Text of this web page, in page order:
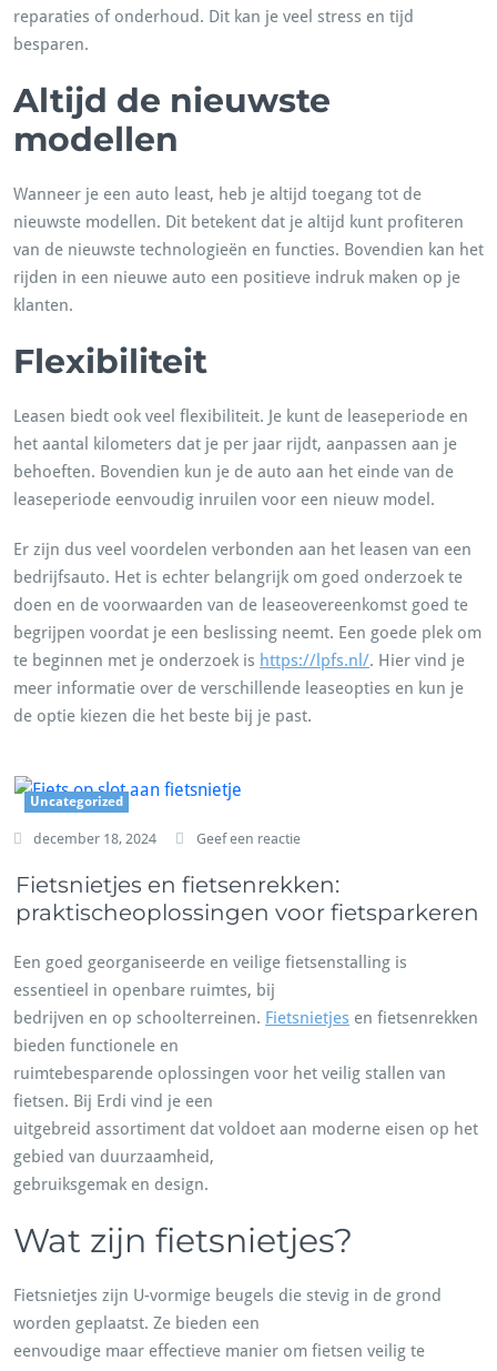
reparaties of onderhoud. Dit kan je veel stress en tijd
besparen.
Altijd de nieuwste
modellen
Wanneer je een auto least, heb je altijd toegang tot de
nieuwste modellen. Dit betekent dat je altijd kunt profiteren
van de nieuwste technologieën en functies. Bovendien kan het
rijden in een nieuwe auto een positieve indruk maken op je
klanten.
Flexibiliteit
Leasen biedt ook veel flexibiliteit. Je kunt de leaseperiode en
het aantal kilometers dat je per jaar rijdt, aanpassen aan je
behoeften. Bovendien kun je de auto aan het einde van de
leaseperiode eenvoudig inruilen voor een nieuw model.
Er zijn dus veel voordelen verbonden aan het leasen van een
bedrijfsauto. Het is echter belangrijk om goed onderzoek te
doen en de voorwaarden van de leaseovereenkomst goed te
begrijpen voordat je een beslissing neemt. Een goede plek om
te beginnen met je onderzoek is https://lpfs.nl/. Hier vind je
meer informatie over de verschillende leaseopties en kun je
de optie kiezen die het beste bij je past.
Uncategorized
december 18, 2024 Geef een reactie
Fietsnietjes en fietsenrekken:
praktischeoplossingen voor fietsparkeren
Een goed georganiseerde en veilige fietsenstalling is
essentieel in openbare ruimtes, bij
bedrijven en op schoolterreinen. Fietsnietjes en fietsenrekken
bieden functionele en
ruimtebesparende oplossingen voor het veilig stallen van
fietsen. Bij Erdi vind je een
uitgebreid assortiment dat voldoet aan moderne eisen op het
gebied van duurzaamheid,
gebruiksgemak en design.
Wat zijn fietsnietjes?
Fietsnietjes zijn U-vormige beugels die stevig in de grond
worden geplaatst. Ze bieden een
eenvoudige maar effectieve manier om fietsen veilig te